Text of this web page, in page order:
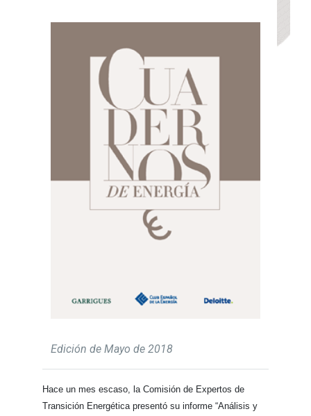
Edición de Mayo de 2018
Hace un mes escaso, la Comisión de Expertos de
Transición Energética presentó su informe “Análisis y